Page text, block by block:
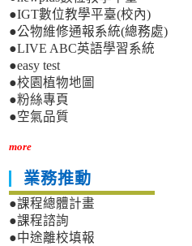
●IGT數位教學平臺(校內)
●公物維修通報系統(總務處)
●LIVE ABC英語學習系統
●easy test
●校園植物地圖
●粉絲專頁
●空氣品質
more
業務推動
●課程總體計畫
●課程諮詢
●中途離校填報